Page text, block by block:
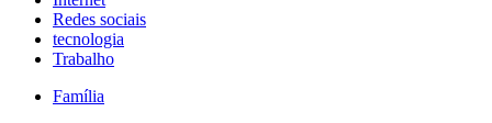
Redes sociais
tecnologia
Trabalho
Família